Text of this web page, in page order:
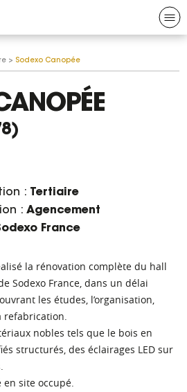
> Sodexo Canopée
: Tertiaire
: Agencement
France
la rénovation complète du hall
Sodexo France, dans un délai
les études, l’organisation,
refabrication.
nobles tels que le bois en
structurés, des éclairages LED sur
en site occupé.